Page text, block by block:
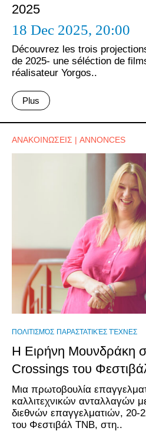
2025
18 Dec 2025, 20:00
Découvrez les trois
de 2025- une séléction de
réalisateur Yorgos..
Plus
ΑΝΑΚΟΙΝΩΣΕΙΣ | ANNONCES
ΠΟΛΙΤΙΣΜΌΣ ΠΑΡΑΣΤΑΤΙΚΈΣ ΤΈΧΝΕΣ
Η Ειρήνη Μουνδράκη
Crossings του
Μια πρωτοβουλία
καλλιτεχνικών ανταλλαγών
διεθνών επαγγελματιών, 20-
του Φεστιβάλ TNB, στη..